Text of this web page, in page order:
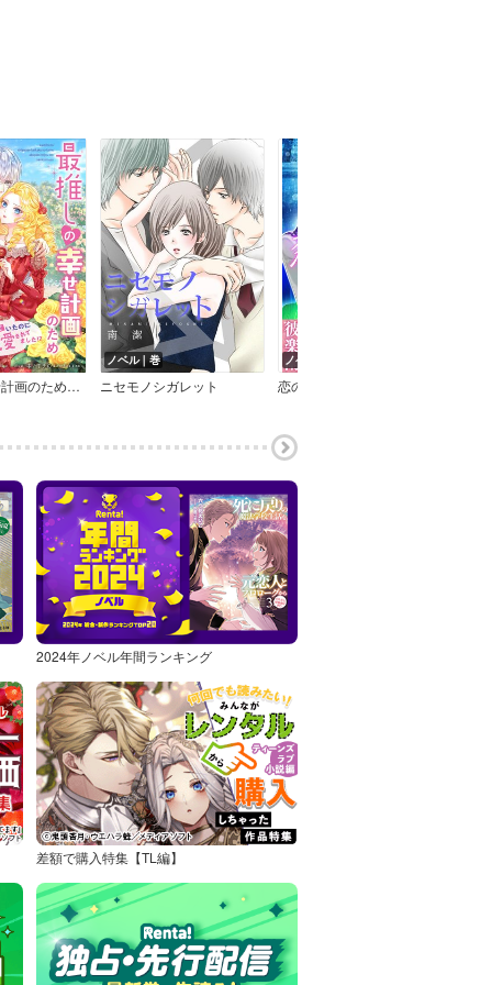
最推しの幸せ計画のため悪役令嬢をやりきります！～義弟をいじめていたのに驚くほど執愛されてました！？～
ノベル｜巻
ニセモノシガレット
ノベル｜巻
恋の雨、愛を奏で
2024年ノベル年間ランキング
差額で購入特集【TL編】